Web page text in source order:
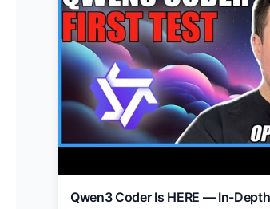
Qwen3 Coder Is HERE — In-